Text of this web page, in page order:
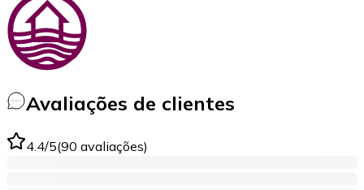
Avaliações de clientes
4.4/5(90 avaliações)